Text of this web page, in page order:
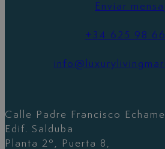
Enviar
+34 625 98
Calle Padre Francisco
Edif. Salduba
Planta 2º, Puerta 8,